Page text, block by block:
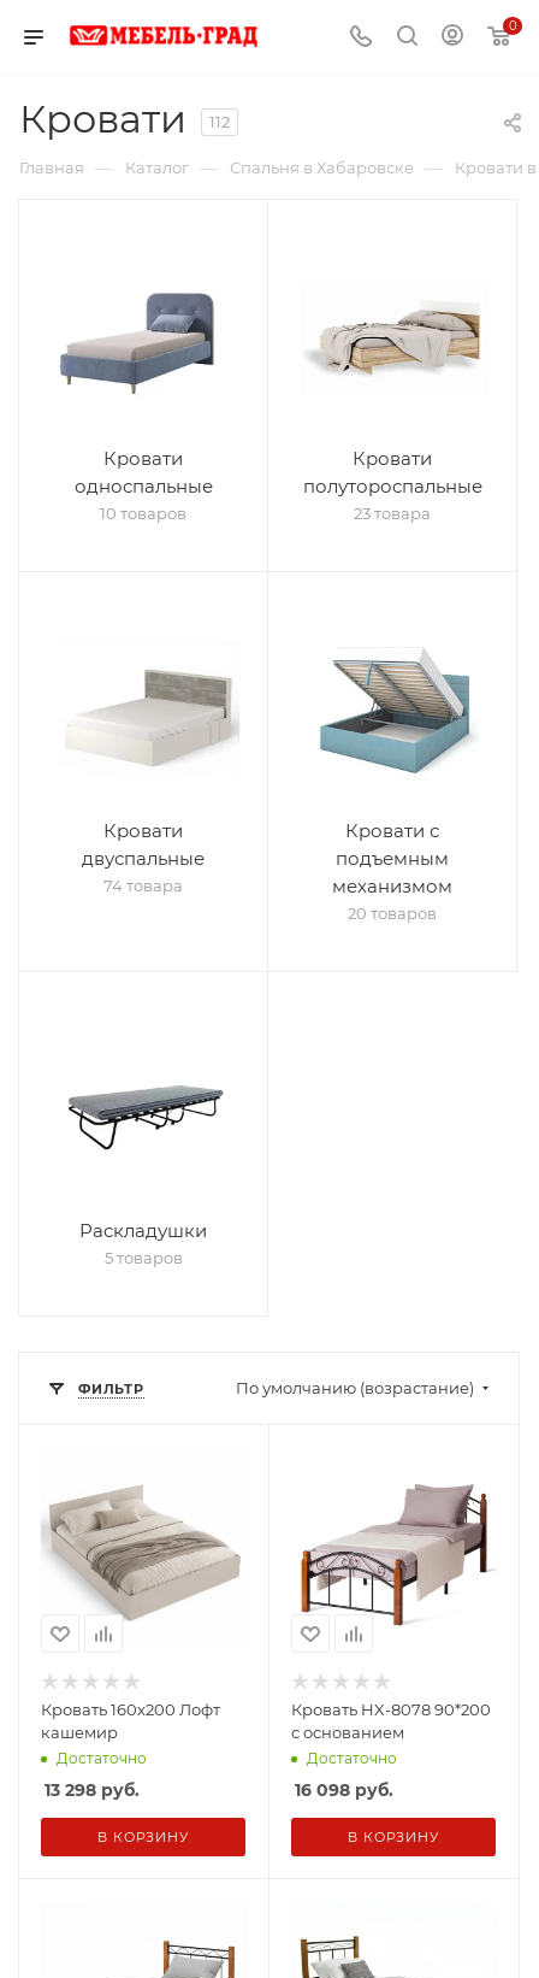
0
Кровати 112
Главная — Каталог — Спальня в Хабаровске — Кровати
Кровати
односпальные
10 товаров
Кровати
полутороспальные
23 товара
Кровати
двуспальные
74 товара
Кровати с
подъемным
механизмом
20 товаров
Раскладушки
5 товаров
ФИЛЬТР По умолчанию (возрастание)
Кровать 160х200 Лофт
кашемир
Достаточно
13 298 руб.
В КОРЗИНУ
Кровать HX-8078 90*200
с основанием
Достаточно
16 098 руб.
В КОРЗИНУ